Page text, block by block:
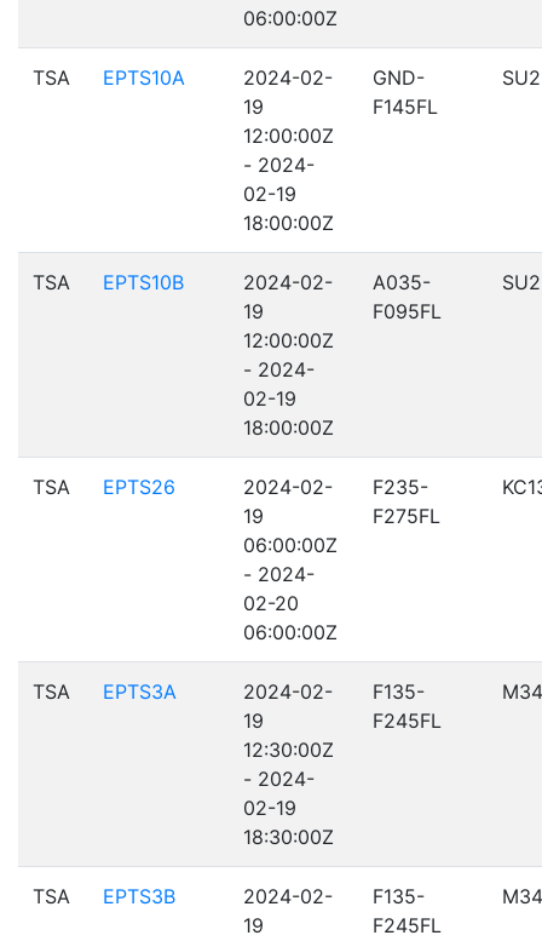
06:00:00Z
TSA EPTS10A
2024-02-
19
12:00:00Z
- 2024-
02-19
18:00:00Z
GND-
F145FL
TSA EPTS10B
2024-02-
19
12:00:00Z
- 2024-
02-19
18:00:00Z
A035-
F095FL
TSA EPTS26
2024-02-
19
06:00:00Z
- 2024-
02-20
06:00:00Z
F235-
F275FL
TSA EPTS3A
2024-02-
19
12:30:00Z
- 2024-
02-19
18:30:00Z
F135-
F245FL
TSA EPTS3B
2024-02-
19
F135-
F245FL